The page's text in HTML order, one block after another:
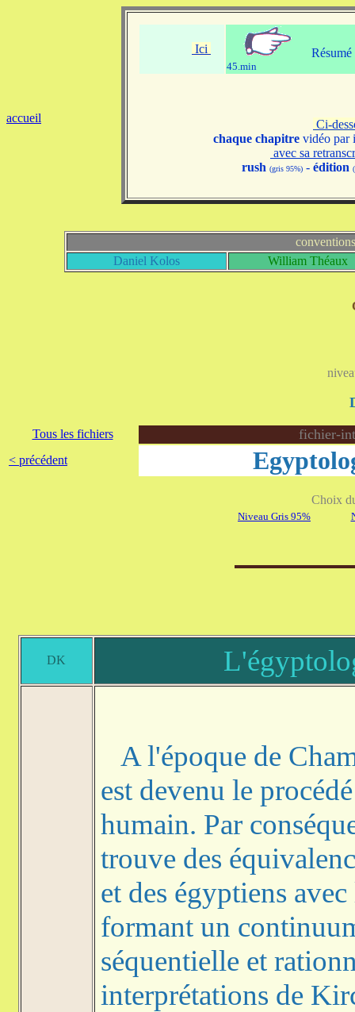
accueil
Ici
45.min
Ci-
chaque chapitre vidéo par
avec sa
rush (gris 95%) - édition
conventions
Daniel Kolos
William Théaux
Tous les fichiers fichier-
< précédent
Choix
Niveau Gris 95%
DK
A l'époque de
est devenu le
humain. Par
trouve des
et des égyptiens
formant un
séquentielle et
interprétations de